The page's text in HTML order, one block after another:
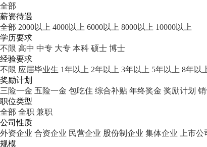
全部
薪资待遇
全部 2000以上 4000以上 6000以上 8000以上 10000以上
学历要求
不限 高中 中专 大专 本科 硕士 博士
经验要求
不限 应届毕业生 1年以上 2年以上 3年以上 5年以上 8年以
奖励计划
三险一金 五险一金 包吃住 综合补贴 年终奖金 奖励计划
职位类型
全部 全职 兼职
公司性质
外资企业 合资企业 民营企业 股份制企业 集体企业 上市公
规模